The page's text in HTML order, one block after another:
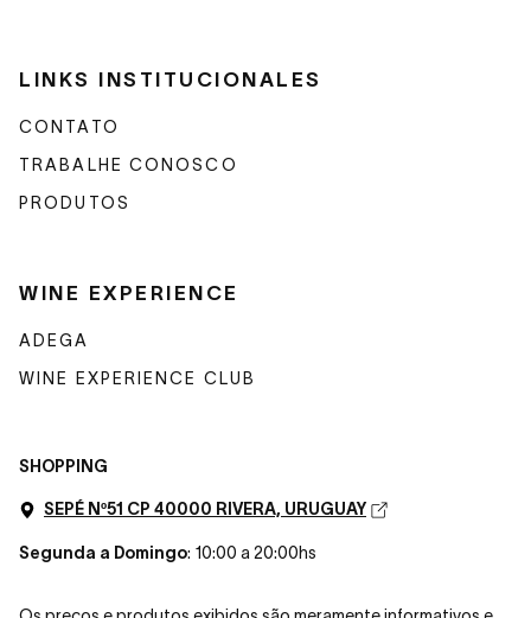
LINKS INSTITUCIONALES
CONTATO
TRABALHE CONOSCO
PRODUTOS
WINE EXPERIENCE
ADEGA
WINE EXPERIENCE CLUB
SHOPPING
SEPÉ Nº51 CP 40000 RIVERA, URUGUAY
Segunda a Domingo: 10:00 a 20:00hs